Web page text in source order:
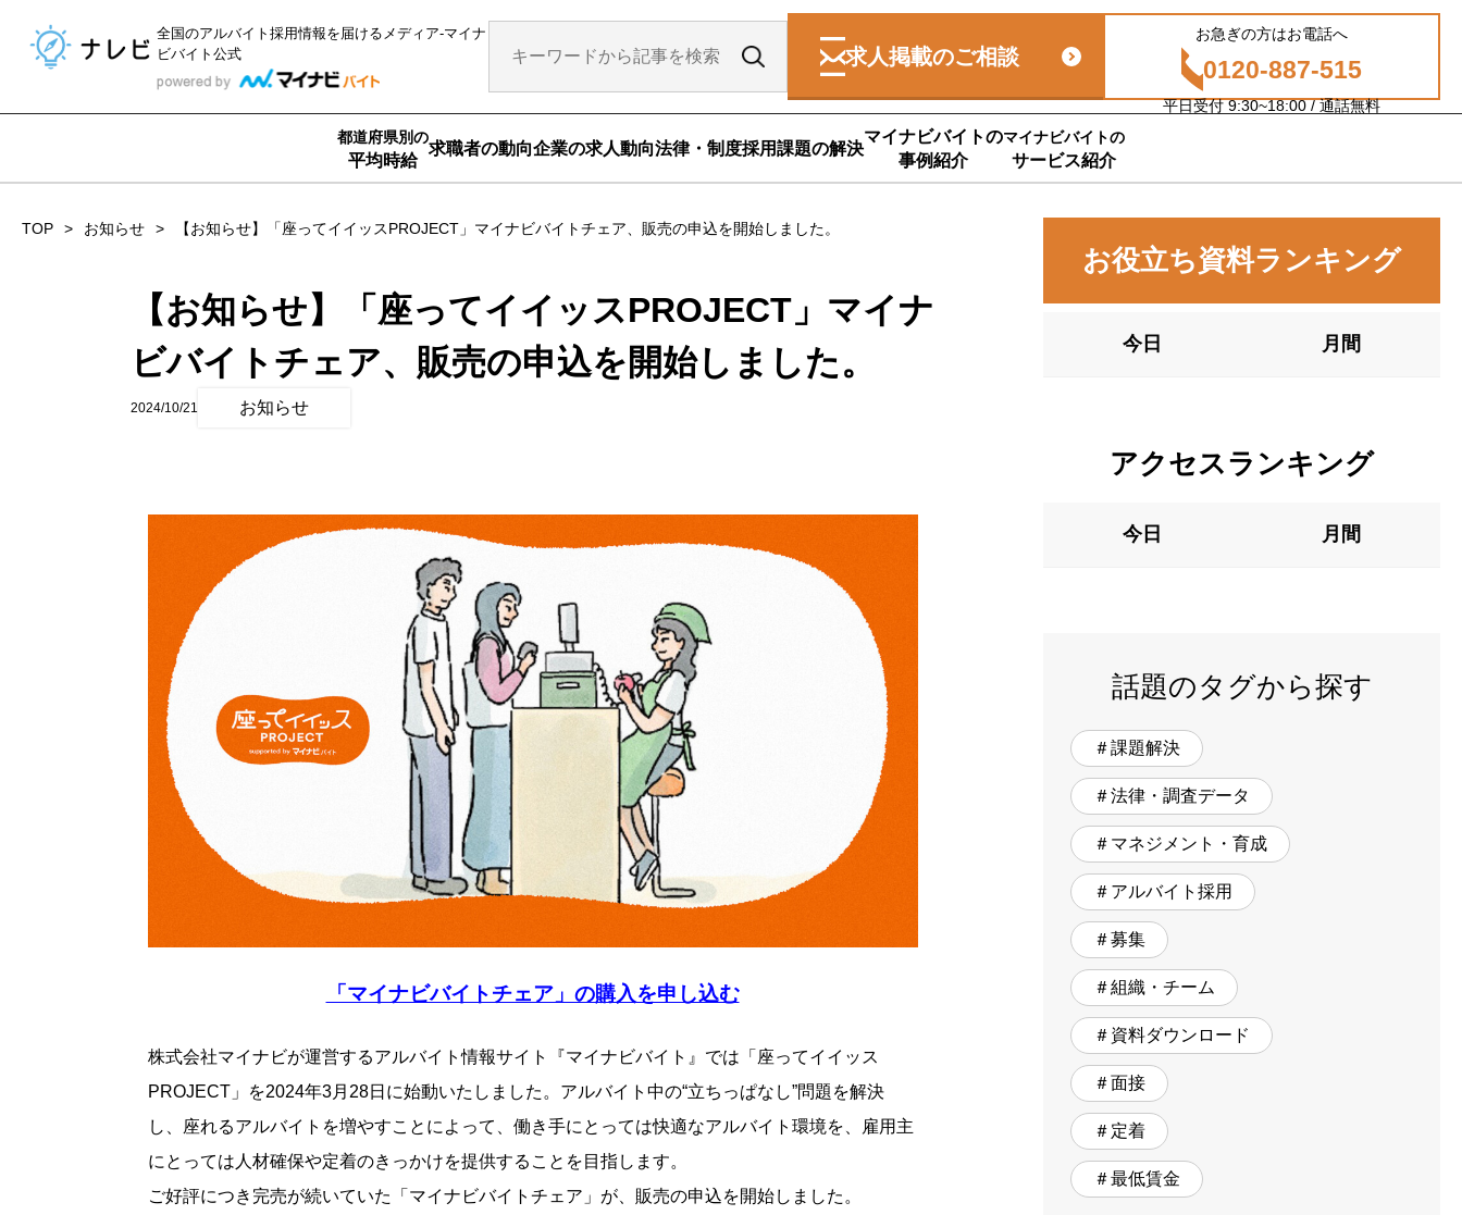
全国のアルバイト採用情報を届ける メディア-マイナ
ビバイト公式
求人掲載のご相談
お急ぎの方はお電話へ
0120-887-515
平日受付 9:30~18:00 / 通話無料
都道府県別の
平均時給
求職者の動向企業の求人動向法律・制度採用課題の解決
マイナビバイトの
事例紹介
マイナビバイトの
サービス紹介
TOP お知らせ 【お知らせ】「座ってイイッスPROJECT」マイナビバイトチェア、販売の申込を開始しました。
【お知らせ】「座ってイイッスPROJECT」マイナ
ビバイトチェア、販売の申込を開始しました。
2024/10/21 お知らせ
「マイナビバイトチェア」の購入を申し込む
株式会社マイナビが運営するアルバイト情報サイト『マイナビバイト』では「座ってイイッス
PROJECT」を2024年3月28日に始動いたしました。アルバイト中の“立ちっぱなし”問題を解決
し、座れるアルバイトを増やすことによって、働き手にとっては快適なアルバイト環境を、雇用主
にとっては人材確保や定着のきっかけを提供することを目指します。
ご好評につき完売が続いていた「マイナビバイトチェア」が、販売の申込を開始しました。
お役立ち資料ランキング
今日 月間
アクセスランキング
今日 月間
話題のタグから探す
＃課題解決
＃法律・調査データ
＃マネジメント・育成
＃アルバイト採用
＃募集
＃組織・チーム
＃資料ダウンロード
＃面接
＃定着
＃最低賃金